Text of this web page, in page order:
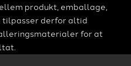
produkt, emballage,
derfor altid
for at